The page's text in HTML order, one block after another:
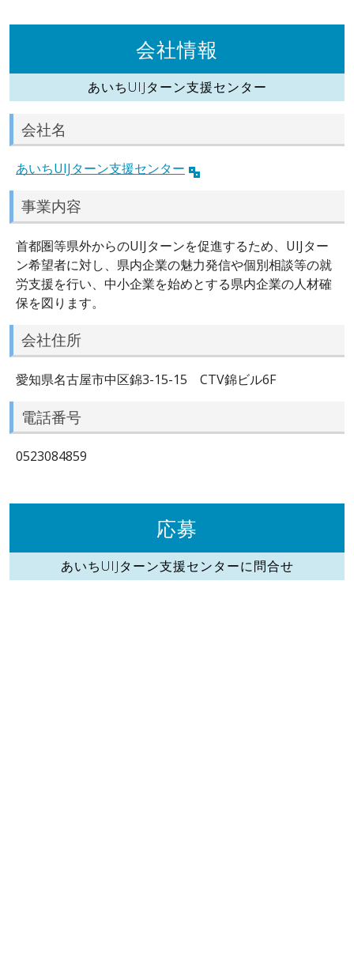
会社情報
あいちUIJターン支援センター
会社名
あいちUIJターン支援センター
事業内容
首都圏等県外からのUIJターンを促進するため、UIJター
ン希望者に対し、県内企業の魅力発信や個別相談等の就
労支援を行い、中小企業を始めとする県内企業の人材確
保を図ります。
会社住所
愛知県名古屋市中区錦3-15-15 CTV錦ビル6F
電話番号
0523084859
応募
あいちUIJターン支援センターに問合せ